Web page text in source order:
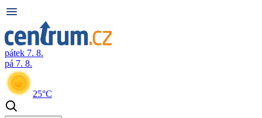
pátek 7. 8.
pá 7. 8.
25°C